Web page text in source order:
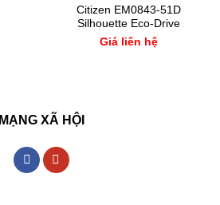
Citizen EM0843-51D
Silhouette Eco-Drive
Giá liên hệ
MẠNG XÃ HỘI